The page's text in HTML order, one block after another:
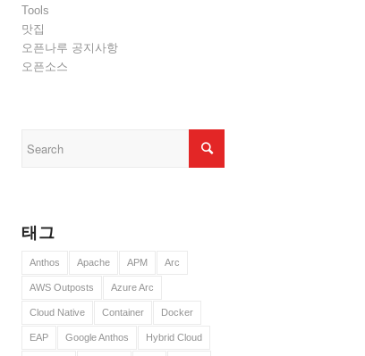
Tools
맛집
오픈나루 공지사항
오픈소스
태그
Anthos Apache APM Arc
AWS Outposts Azure Arc
Cloud Native Container Docker
EAP Google Anthos Hybrid Cloud